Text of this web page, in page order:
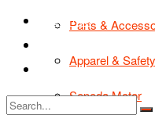
Parts &
Apparel &
Sepeda Motor
TIPS & TRIK
Tentang Kami